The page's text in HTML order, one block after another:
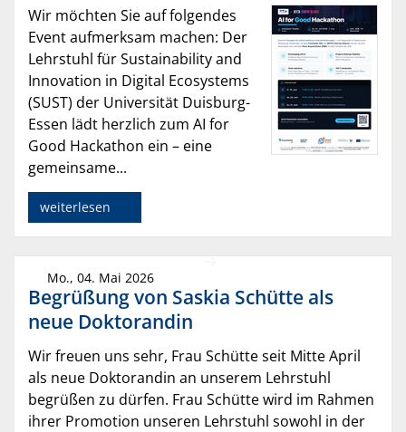
Wir möchten Sie auf folgendes
Event aufmerksam machen: Der
Lehrstuhl für Sustainability and
Innovation in Digital Ecosystems
(SUST) der Universität Duisburg-
Essen lädt herzlich zum AI for
Good Hackathon ein – eine
gemeinsame...
weiterlesen
Mo., 04. Mai 2026
Begrüßung von Saskia Schütte als
neue Doktorandin
Wir freuen uns sehr, Frau Schütte seit Mitte April
als neue Doktorandin an unserem Lehrstuhl
begrüßen zu dürfen. Frau Schütte wird im Rahmen
ihrer Promotion unseren Lehrstuhl sowohl in der